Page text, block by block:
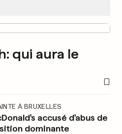
qui aura le
À BRUXELLES
accusé d'abus de
dominante